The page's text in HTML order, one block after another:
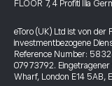
FLOOR 7, 4 Profiti Ilia
eToro (UK) Ltd ist von der
investmentbezogene
Reference Number:
07973792. Eingetragener
Wharf, London E14 5AB,